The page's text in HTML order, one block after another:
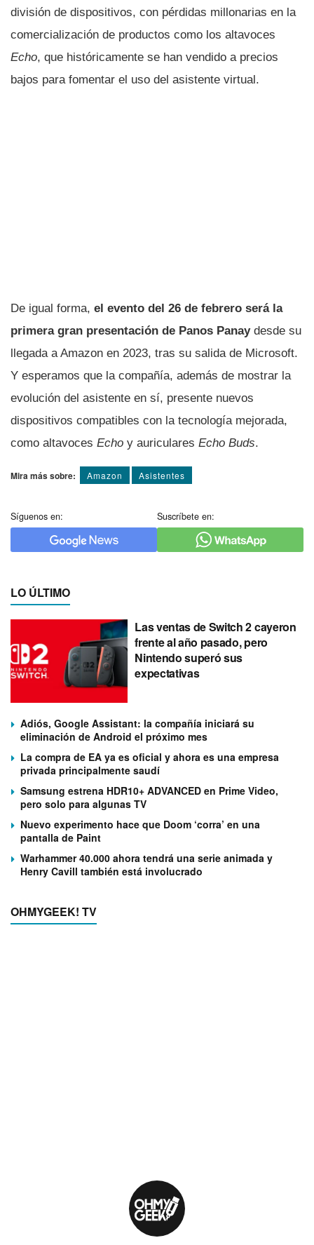
división de dispositivos, con pérdidas millonarias en la
comercialización de productos como los altavoces
Echo, que históricamente se han vendido a precios
bajos para fomentar el uso del asistente virtual.
De igual forma, el evento del 26 de febrero será la
primera gran presentación de Panos Panaydesde su
llegada a Amazon en 2023, tras su salida de Microsoft.
Y esperamos que la compañía, además de mostrar la
evolución del asistente en sí, presente nuevos
dispositivos compatibles con la tecnología mejorada,
como altavoces Echo y auriculares Echo Buds.
Mira más sobre: Amazon Asistentes
Síguenos en: Suscríbete en:
LO ÚLTIMO
Las ventas de Switch 2 cayeron
frente al año pasado, pero
Nintendo superó sus
expectativas
Adiós, Google Assistant: la compañía iniciará su
eliminación de Android el próximo mes
La compra de EA ya es oficial y ahora es una empresa
privada principalmente saudí
Samsung estrena HDR10+ ADVANCED en Prime Video,
pero solo para algunas TV
Nuevo experimento hace que Doom ‘corra’ en una
pantalla de Paint
Warhammer 40.000 ahora tendrá una serie animada y
Henry Cavill también está involucrado
OHMYGEEK! TV